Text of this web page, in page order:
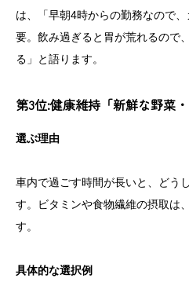
は、「早朝4時からの勤務なので
要。飲み過ぎると胃が荒れるので
る」と語ります。
第3位:健康維持「新鮮な野菜・
選ぶ理由
車内で過ごす時間が長いと、どう
す。ビタミンや食物繊維の摂取は
す。
具体的な選択例